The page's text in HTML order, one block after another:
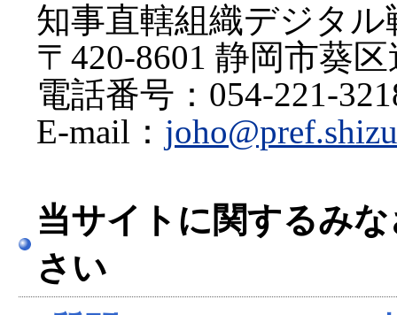
知事直轄組織デジタ
〒420-8601 静岡市葵
電話番号：054-221-
E-mail：
当サイトに関するみ
さい